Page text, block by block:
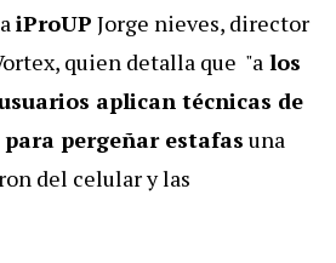
iProUP Jorge nieves, director
quien detalla que "a los
aplican técnicas de
pergeñar estafas una
del celular y las